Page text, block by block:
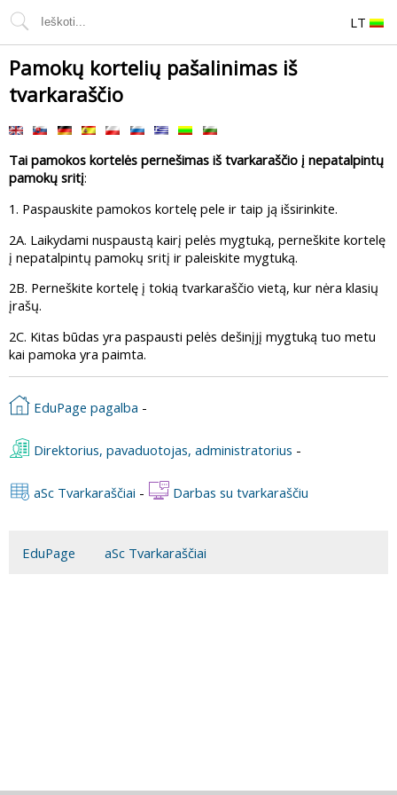
LT
Pamokų kortelių pašalinimas iš
tvarkaraščio
Tai pamokos kortelės pernešimas iš tvarkaraščio į nepatalpintų
pamokų sritį:
1. Paspauskite pamokos kortelę pele ir taip ją išsirinkite.
2A. Laikydami nuspaustą kairį pelės mygtuką, perneškite kortelę
į nepatalpintų pamokų sritį ir paleiskite mygtuką.
2B. Perneškite kortelę į tokią tvarkaraščio vietą, kur nėra klasių
įrašų.
2C. Kitas būdas yra paspausti pelės dešinįjį mygtuką tuo metu
kai pamoka yra paimta.
EduPage pagalba -
Direktorius, pavaduotojas, administratorius -
aSc Tvarkaraščiai - Darbas su tvarkaraščiu
EduPage aSc Tvarkaraščiai